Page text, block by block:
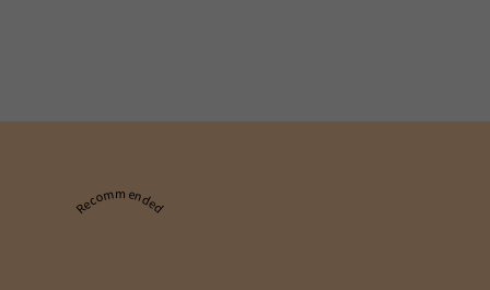
Recommended